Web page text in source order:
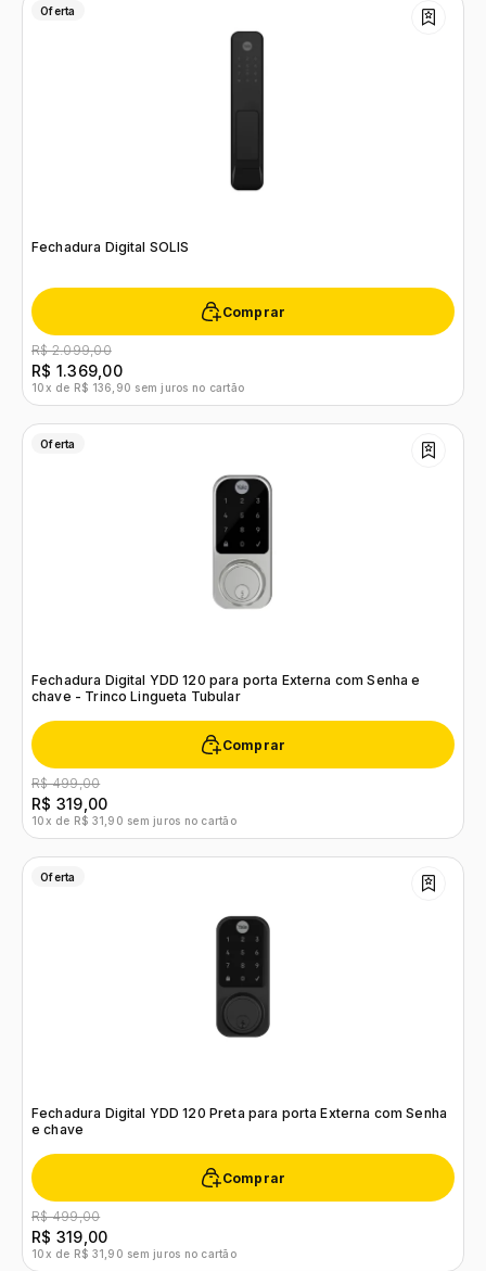
Oferta
Fechadura Digital SOLIS
Comprar
R$ 2.099,00
R$ 1.369,00
10x de R$ 136,90 sem juros no cartão
Oferta
Fechadura Digital YDD 120 para porta Externa com Senha e
chave - Trinco Lingueta Tubular
Comprar
R$ 499,00
R$ 319,00
10x de R$ 31,90 sem juros no cartão
Oferta
Fechadura Digital YDD 120 Preta para porta Externa com Senha
e chave
Comprar
R$ 499,00
R$ 319,00
10x de R$ 31,90 sem juros no cartão